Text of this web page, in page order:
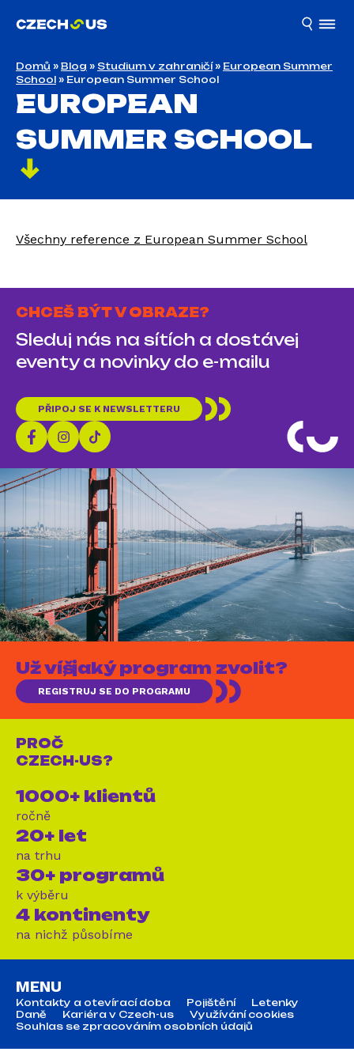
Domů » Blog » Studium v zahraničí» European Summer
School » European Summer School
EUROPEAN
SUMMER SCHOOL
Všechny reference z European Summer School
CHCEŠ BÝT V OBRAZE?
Sleduj nás na sítích a dostávej
eventy a novinky do e-mailu
PŘIPOJ SE K NEWSLETTERU
Už víš, jaký program zvolit?
REGISTRUJ SE DO PROGRAMU
PROČ
CZECH-US?
1000+ klientů
ročně
20+ let
na trhu
30+ programů
k výběru
4 kontinenty
na nichž působíme
MENU
Kontakty a otevírací doba Pojištění
Letenky
Daně
Kariéra v Czech-us
Využívání cookies
Souhlas se zpracováním osobních údajů